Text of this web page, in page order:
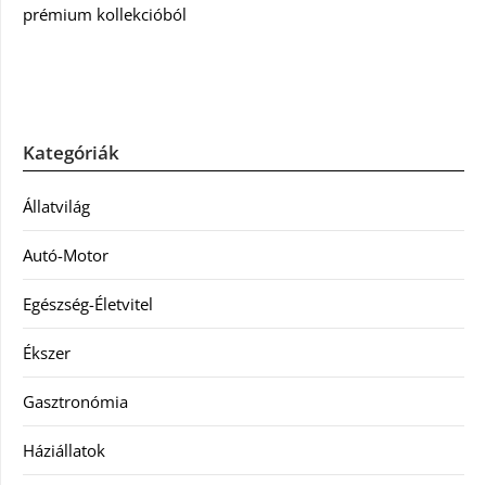
prémium kollekcióból
Kategóriák
Állatvilág
Autó-Motor
Egészség-Életvitel
Ékszer
Gasztronómia
Háziállatok